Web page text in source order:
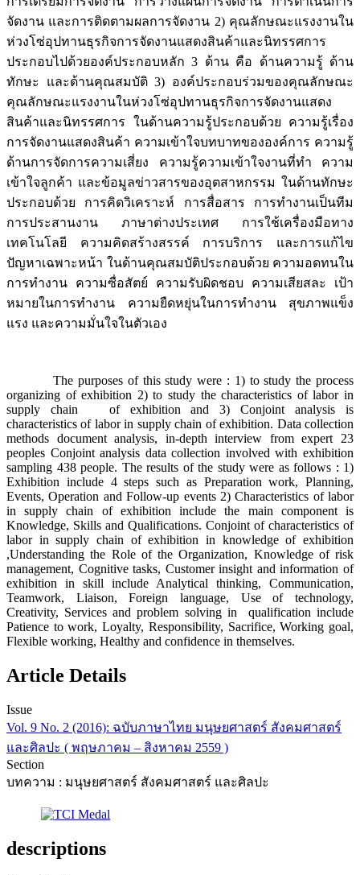
จัดงาน และการติดตามผลการจัดงาน 2) คุณลักษณะแรงงานใน
ห่วงโซ่อุปทานธุรกิจการจัดงานแสดงสินค้าและนิทรรศการ
ประกอบไปด้วยองค์ประกอบหลัก 3 ด้าน คือ ด้านความรู้ ด้าน
ทักษะ และด้านคุณสมบัติ 3) องค์ประกอบร่วมของคุณลักษณะ
คุณลักษณะแรงงานในห่วงโซ่อุปทานธุรกิจการจัดงานแสดง
สินค้าและนิทรรศการ ในด้านความรู้ประกอบด้วย ความรู้เรื่อง
การจัดงานแสดงสินค้า ความเข้าใจบทบาทขององค์การ ความรู้
ด้านการจัดการความเสี่ยง ความรู้ความเข้าใจงานที่ทำ ความ
เข้าใจลูกค้า และข้อมูลข่าวสารของอุตสาหกรรม ในด้านทักษะ
ประกอบด้วย การคิดวิเคราะห์ การสื่อสาร การทำงานเป็นทีม
การประสานงาน ภาษาต่างประเทศ การใช้เครื่องมือทาง
เทคโนโลยี ความคิดสร้างสรรค์ การบริการ และการแก้ไข
ปัญหาเฉพาะหน้า ในด้านคุณสมบัติประกอบด้วย ความอดทนใน
การทำงาน ความซื่อสัตย์ ความรับผิดชอบ ความเสียสละ เป้า
หมายในการทำงาน ความยืดหยุ่นในการทำงาน สุขภาพแข็ง
แรง และความมั่นใจในตัวเอง
The purposes of this study were : 1) to study the process
organizing of exhibition 2) to study the characteristics of labor in
supply chain of exhibition and 3) Conjoint analysis is
characteristics of labor in supply chain of exhibition. Data collection
methods document analysis, in-depth interview from expert 23
peoples Conjoint analysis data collection involved with exhibition
sampling 438 people. The results of the study were as follows : 1)
Exhibition include 4 steps such as Preparation work, Planning,
Events, Operation and Follow-up events 2) Characteristics of labor
in supply chain of exhibition include the main component is
Knowledge, Skills and Qualifications. Conjoint of characteristics of
labor in supply chain of exhibition in knowledge of exhibition
,Understanding the Role of the Organization, Knowledge of risk
management, Cognitive tasks, Customer insight and information of
exhibition in skill include Analytical thinking, Communication,
Teamwork, Liaison, Foreign language, Use of technology,
Creativity, Services and problem solving in qualification include
Patience to work, Loyalty, Responsibility, Sacrifice, Working goal,
Flexible working, Healthy and confidence in themselves.
Article Details
Issue
Vol. 9 No. 2 (2016): ฉบับภาษาไทย มนุษยศาสตร์ สังคมศาสตร์
และศิลปะ ( พฤษภาคม – สิงหาคม 2559 )
Section
บทความ : มนุษยศาสตร์ สังคมศาสตร์ และศิลปะ
descriptions